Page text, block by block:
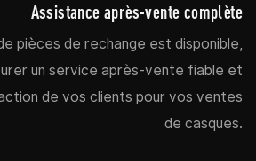
Assistance après-vente complète
pièces de rechange est disponible,
un service après-vente fiable et
de vos clients pour vos ventes
de casques.